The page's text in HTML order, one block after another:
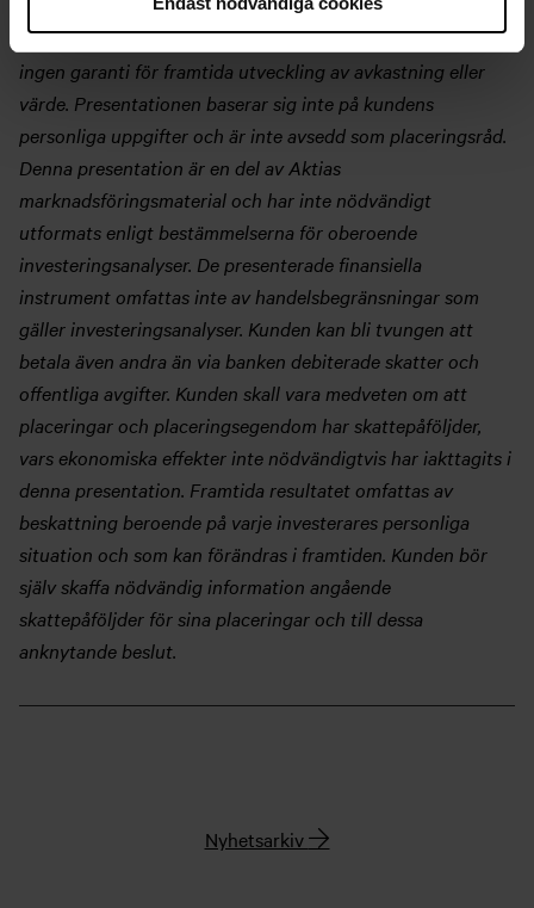
baserar sig på antaganden som utgår från den historiska
avkastningen på olika finansierings-instrument men utgör
ingen garanti för framtida utveckling av avkastning eller
värde. Presentationen baserar sig inte på kundens
personliga uppgifter och är inte avsedd som placeringsråd.
Denna presentation är en del av Aktias
marknadsföringsmaterial och har inte nödvändigt
utformats enligt bestämmelserna för oberoende
investeringsanalyser. De presenterade finansiella
instrument omfattas inte av handelsbegränsningar som
gäller investeringsanalyser. Kunden kan bli tvungen att
betala även andra än via banken debiterade skatter och
offentliga avgifter. Kunden skall vara medveten om att
placeringar och placeringsegendom har skattepåföljder,
vars ekonomiska effekter inte nödvändigtvis har iakttagits i
denna presentation. Framtida resultatet omfattas av
beskattning beroende på varje investerares personliga
situation och som kan förändras i framtiden. Kunden bör
själv skaffa nödvändig information angående
skattepåföljder för sina placeringar och till dessa
anknytande beslut.
Nyhetsarkiv